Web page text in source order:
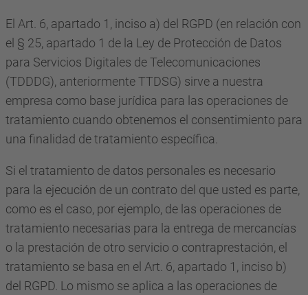
El Art. 6, apartado 1, inciso a) del RGPD (en relación con
el § 25, apartado 1 de la Ley de Protección de Datos
para Servicios Digitales de Telecomunicaciones
(TDDDG), anteriormente TTDSG) sirve a nuestra
empresa como base jurídica para las operaciones de
tratamiento cuando obtenemos el consentimiento para
una finalidad de tratamiento específica.
Si el tratamiento de datos personales es necesario
para la ejecución de un contrato del que usted es parte,
como es el caso, por ejemplo, de las operaciones de
tratamiento necesarias para la entrega de mercancías
o la prestación de otro servicio o contraprestación, el
tratamiento se basa en el Art. 6, apartado 1, inciso b)
del RGPD. Lo mismo se aplica a las operaciones de